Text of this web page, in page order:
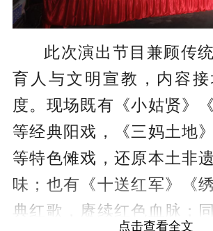
此次演出节目兼顾传
育人与文明宣教，内容
度。现场既有《小姑贤》
等经典阳戏，《三妈土地
等特色傩戏，还原本土非
味；也有《十送红军》《
典红歌，赓续红色血脉；
点击查看全文